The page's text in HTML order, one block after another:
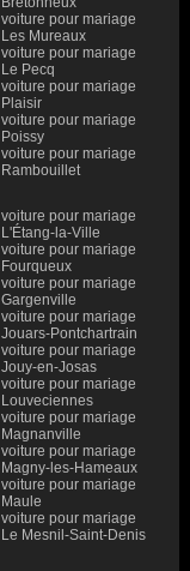
voiture pour mariage
Les Mureaux
voiture pour mariage
Le Pecq
voiture pour mariage
Plaisir
voiture pour mariage
Poissy
voiture pour mariage
Rambouillet
voiture pour mariage
L'Étang-la-Ville
voiture pour mariage
Fourqueux
voiture pour mariage
Gargenville
voiture pour mariage
Jouars-Pontchartrain
voiture pour mariage
Jouy-en-Josas
voiture pour mariage
Louveciennes
voiture pour mariage
Magnanville
voiture pour mariage
Magny-les-Hameaux
voiture pour mariage
Maule
voiture pour mariage
Le Mesnil-Saint-Denis